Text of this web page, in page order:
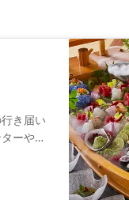
き届い
ーや掘
た繊細
ビスで